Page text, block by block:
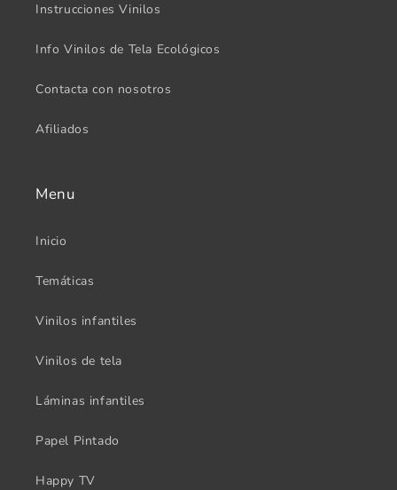
Instrucciones Vinilos
Info Vinilos de Tela Ecológicos
Contacta con nosotros
Afiliados
Menu
Inicio
Temáticas
Vinilos infantiles
Vinilos de tela
Láminas infantiles
Papel Pintado
Happy TV